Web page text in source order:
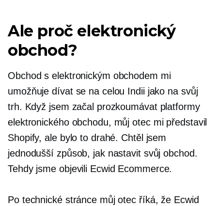
Ale proč elektronický
obchod?
Obchod s elektronickým obchodem mi
umožňuje dívat se na celou Indii jako na svůj
trh. Když jsem začal prozkoumávat platformy
elektronického obchodu, můj otec mi představil
Shopify, ale bylo to drahé. Chtěl jsem
jednodušší způsob, jak nastavit svůj obchod.
Tehdy jsme objevili Ecwid Ecommerce.
Po technické stránce můj otec říká, že Ecwid